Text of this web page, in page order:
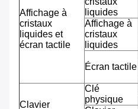
Affichage à
cristaux
liquides et
écran tactile
liquides
Affichage à
cristaux
liquides
Écran tactile
Clavier
Clé
physique